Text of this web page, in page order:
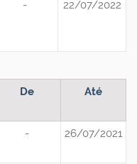
- 22/07/2022
De Até
- 26/07/2021